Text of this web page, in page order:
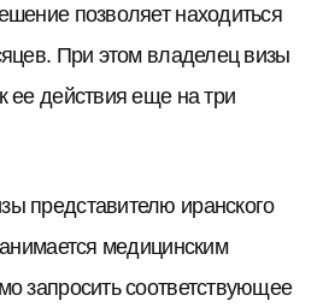
позволяет находиться
При этом владелец визы
ее действия еще на три
представителю иранского
медицинским
запросить соответствующее